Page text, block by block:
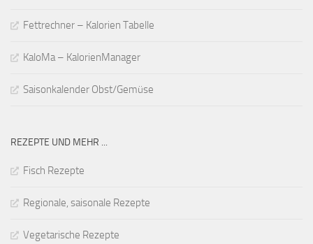
Fettrechner – Kalorien Tabelle
KaloMa – KalorienManager
Saisonkalender Obst/Gemüse
REZEPTE UND MEHR ...
Fisch Rezepte
Regionale, saisonale Rezepte
Vegetarische Rezepte